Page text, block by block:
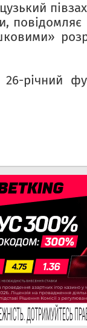
річний